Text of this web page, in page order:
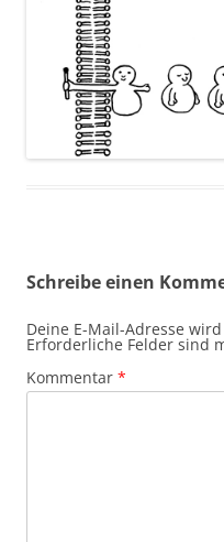
Schreibe einen
Deine E-Mail-Adresse
Erforderliche Felder sind
Kommentar *